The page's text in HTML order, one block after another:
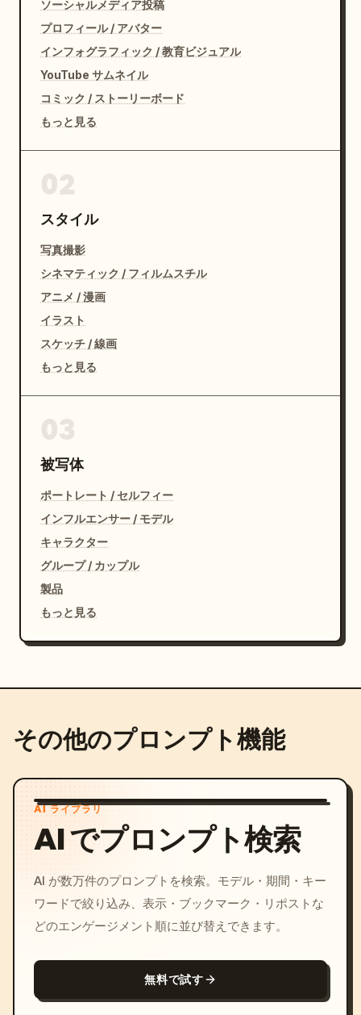
「もう始まるの？」という雰囲気。
LIVE配信開始直後。
動画の最初の1フレーム。
重要:
前景の学友は実写人物。
後景の参照画像キャラクターはアニメキャラクター。
AIが両者を同じ画風へ統一してはならない。
前景のみ実写。
後景のみアニメ。
視聴者数。
コメント欄。
ハート。
配信タイトル。
配信開始直後らしいUIを自然に配置する。
ソーシャルメディア投稿
プロフィール / アバター
インフォグラフィック / 教育ビジュアル
YouTube サムネイル
コミック / ストーリーボード
もっと見る
スタイル
写真撮影
シネマティック / フィルムスチル
アニメ / 漫画
イラスト
スケッチ / 線画
もっと見る
被写体
ポートレート / セルフィー
インフルエンサー / モデル
キャラクター
グループ / カップル
製品
もっと見る
その他のプロンプト機能
AI ライブラリ
AI でプロンプト検索
AI が数万件のプロンプトを検索。モデル・期間・キー
ワードで絞り込み、表示・ブックマーク・リポストな
どのエンゲージメント順に並び替えできます。
無料で試す